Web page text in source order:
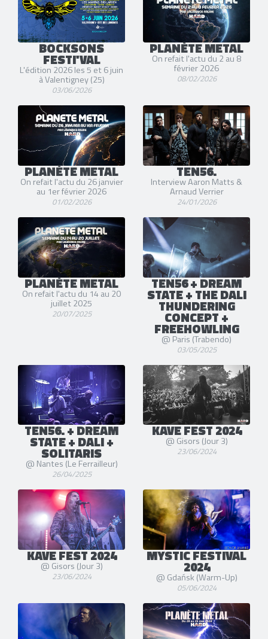
BOCKSONS
FESTI'VAL
L'édition 2026 les 5 et 6 juin
à Valentigney (25)
03/06/2026
PLANÈTE METAL
On refait l'actu du 2 au 8
février 2026
08/02/2026
PLANÈTE METAL
On refait l'actu du 26 janvier
au 1er février 2026
01/02/2026
TEN56.
Interview Aaron Matts &
Arnaud Verrier
24/01/2026
PLANÈTE METAL
On refait l'actu du 14 au 20
juillet 2025
20/07/2025
TEN56 + DREAM
STATE + THE DALI
THUNDERING
CONCEPT +
FREEHOWLING
@ Paris (Trabendo)
03/05/2025
TEN56. + DREAM
STATE + DALI +
SOLITARIS
@ Nantes (Le Ferrailleur)
26/04/2025
KAVE FEST 2024
@ Gisors (Jour 3)
23/06/2024
KAVE FEST 2024
@ Gisors (Jour 3)
23/06/2024
MYSTIC FESTIVAL
2024
@ Gdańsk (Warm-Up)
05/06/2024